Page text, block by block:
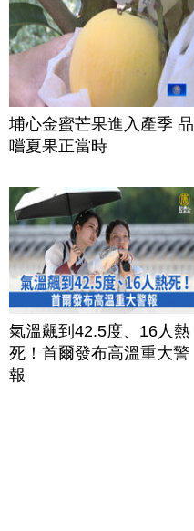
埔心金蜜芒果進入產季 品
嚐夏果正當時
氣溫飆到42.5度、16人熱
死！首爾發布高溫重大警
報